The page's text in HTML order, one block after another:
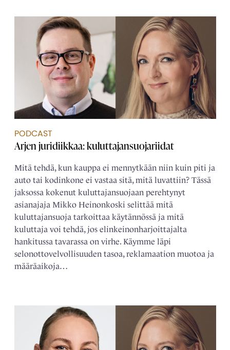
PODCAST
Arjen juridiikkaa: kuluttajansuojariidat
Mitä tehdä, kun kauppa ei mennytkään niin kuin piti ja
auto tai kodinkone ei vastaa sitä, mitä luvattiin? Tässä
jaksossa kokenut kuluttajansuojaan perehtynyt
asianajaja Mikko Heinonkoski selittää mitä
kuluttajansuoja tarkoittaa käytännössä ja mitä
kuluttaja voi tehdä, jos elinkeinonharjoittajalta
hankitussa tavarassa on virhe. Käymme läpi
selonottovelvollisuuden tasoa, reklamaation muotoa ja
määräaikoja…